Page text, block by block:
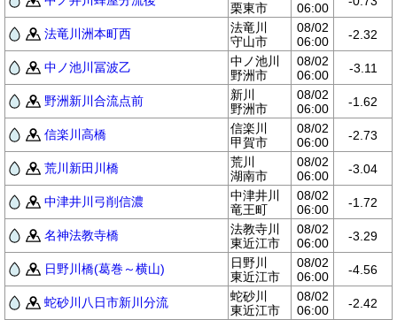
栗東市
06:00
法竜川洲本町西
法竜川
守山市
08/02
06:00
-2.32
中ノ池川冨波乙
中ノ池川
野洲市
08/02
06:00
-3.11
野洲新川合流点前
新川
野洲市
08/02
06:00
-1.62
信楽川高橋
信楽川
甲賀市
08/02
06:00
-2.73
荒川新田川橋
荒川
湖南市
08/02
06:00
-3.04
中津井川弓削信濃
中津井川
竜王町
08/02
06:00
-1.72
名神法教寺橋
法教寺川
東近江市
08/02
06:00
-3.29
日野川橋(葛巻～横山)
日野川
東近江市
08/02
06:00
-4.56
蛇砂川八日市新川分流
蛇砂川
東近江市
08/02
06:00
-2.42